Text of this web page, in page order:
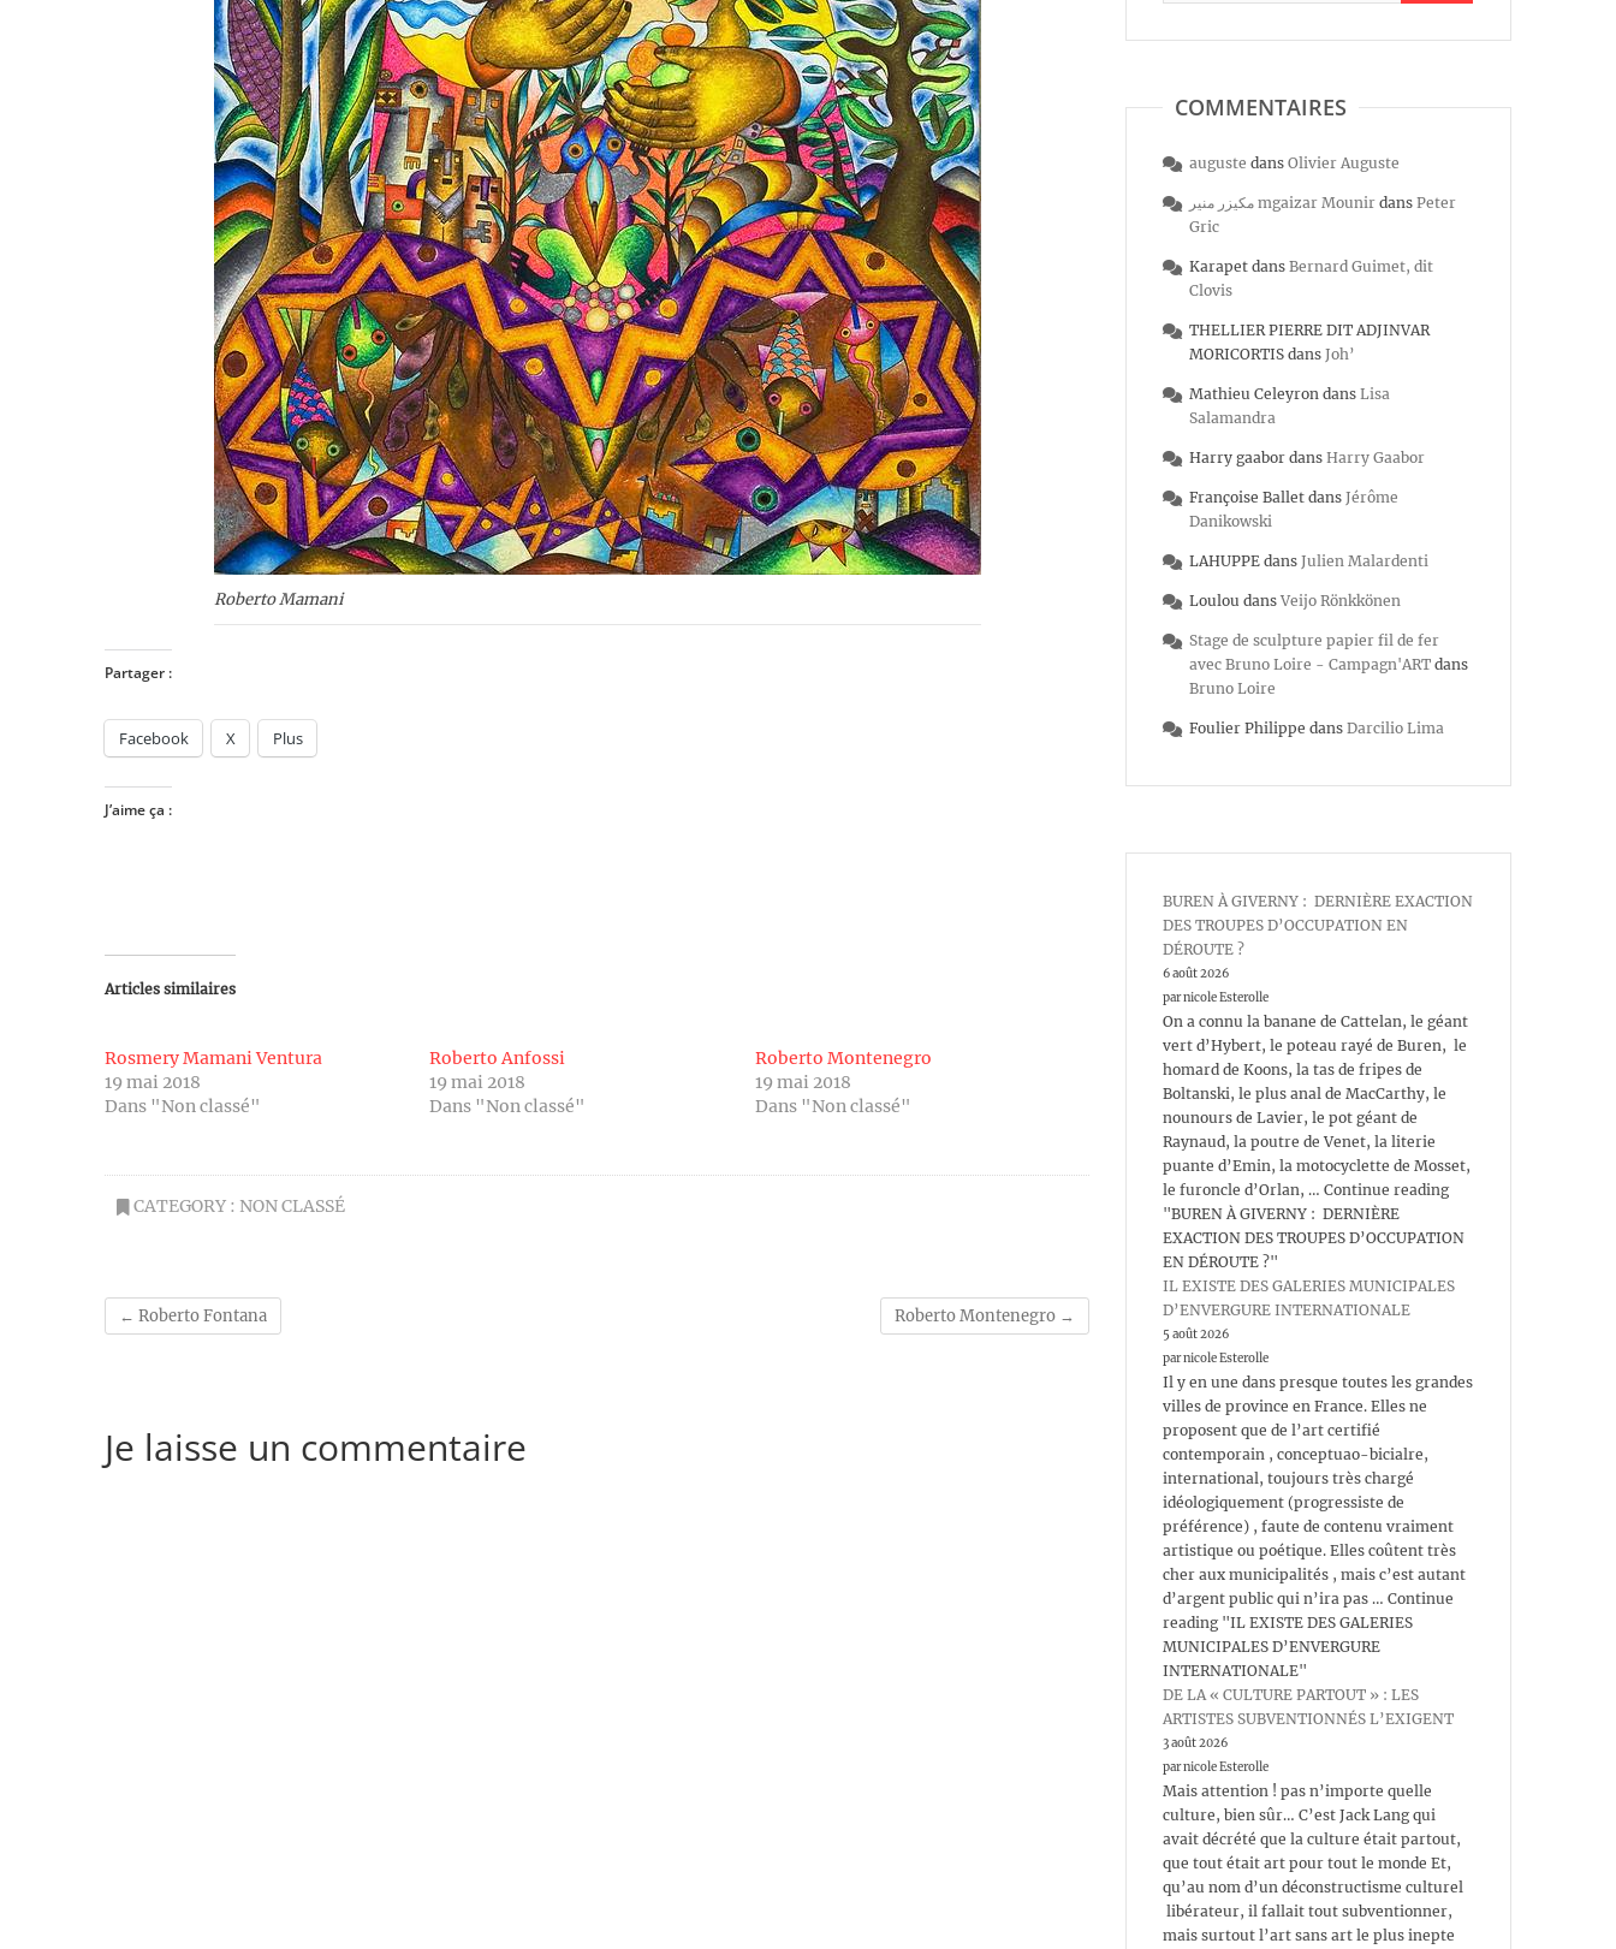
Roberto Mamani
Partager :
Facebook X Plus
J’aime ça :
Articles similaires
Rosmery Mamani Ventura
19 mai 2018
Dans "Non classé"
Roberto Anfossi
19 mai 2018
Dans "Non classé"
Roberto Montenegro
19 mai 2018
Dans "Non classé"
CATEGORY : NON CLASSÉ
← Roberto Fontana Roberto Montenegro →
Je laisse un commentaire
COMMENTAIRES
auguste dans Olivier Auguste
مكيزر منير mgaizar Mounir dans Peter
Gric
Karapet dans Bernard Guimet, dit
Clovis
THELLIER PIERRE DIT ADJINVAR
MORICORTIS dans Joh’
Mathieu Celeyron dans Lisa
Salamandra
Harry gaabor dans Harry Gaabor
Françoise Ballet dans Jérôme
Danikowski
LAHUPPE dans Julien Malardenti
Loulou dans Veijo Rönkkönen
Stage de sculpture papier fil de fer
avec Bruno Loire - Campagn'ART dans
Bruno Loire
Foulier Philippe dans Darcilio Lima
BUREN À GIVERNY : DERNIÈRE EXACTION
DES TROUPES D’OCCUPATION EN
DÉROUTE ?
6 août 2026
par nicole Esterolle
On a connu la banane de Cattelan, le géant
vert d’Hybert, le poteau rayé de Buren, le
homard de Koons, la tas de fripes de
Boltanski, le plus anal de MacCarthy, le
nounours de Lavier, le pot géant de
Raynaud, la poutre de Venet, la literie
puante d’Emin, la motocyclette de Mosset,
le furoncle d’Orlan, … Continue reading
"BUREN À GIVERNY : DERNIÈRE
EXACTION DES TROUPES D’OCCUPATION
EN DÉROUTE ?"
IL EXISTE DES GALERIES MUNICIPALES
D’ENVERGURE INTERNATIONALE
5 août 2026
par nicole Esterolle
Il y en une dans presque toutes les grandes
villes de province en France. Elles ne
proposent que de l’art certifié
contemporain , conceptuao-bicialre,
international, toujours très chargé
idéologiquement (progressiste de
préférence) , faute de contenu vraiment
artistique ou poétique. Elles coûtent très
cher aux municipalités , mais c’est autant
d’argent public qui n’ira pas … Continue
reading "IL EXISTE DES GALERIES
MUNICIPALES D’ENVERGURE
INTERNATIONALE"
DE LA « CULTURE PARTOUT » : LES
ARTISTES SUBVENTIONNÉS L’EXIGENT
3 août 2026
par nicole Esterolle
Mais attention ! pas n’importe quelle
culture, bien sûr… C’est Jack Lang qui
avait décrété que la culture était partout,
que tout était art pour tout le monde Et,
qu’au nom d’un déconstructisme culturel
libérateur, il fallait tout subventionner,
mais surtout l’art sans art le plus inepte